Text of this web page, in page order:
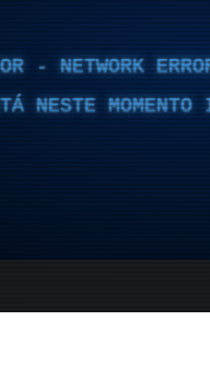
- NETWORK
NESTE